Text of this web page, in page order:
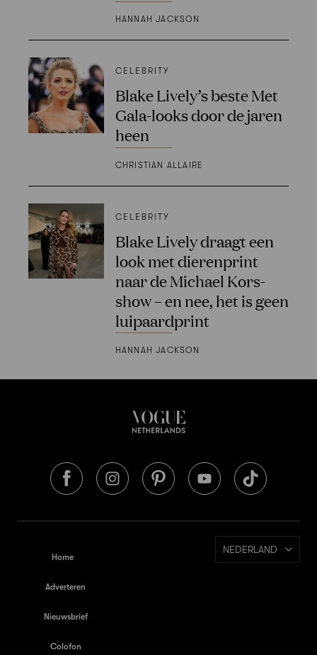
HANNAH JACKSON
CELEBRITY
Blake Lively’s beste Met
Gala-looks door de jaren
heen
CHRISTIAN ALLAIRE
CELEBRITY
Blake Lively draagt een
look met dierenprint
naar de Michael Kors-
show – en nee, het is geen
luipaardprint
HANNAH JACKSON
Home
Adverteren
Nieuwsbrief
Colofon
NEDERLAND